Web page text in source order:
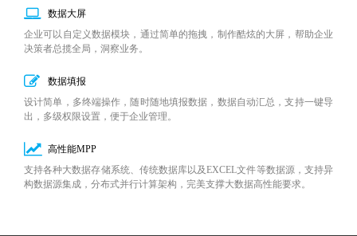
数据大屏
企业可以自定义数据模块，通过简单的拖拽，制作酷炫的大屏，帮助企业
决策者总揽全局，洞察业务。
数据填报
设计简单，多终端操作，随时随地填报数据，数据自动汇总，支持一键导
出，多级权限设置，便于企业管理。
高性能MPP
支持各种大数据存储系统、传统数据库以及EXCEL文件等数据源，支持异
构数据源集成，分布式并行计算架构，完美支撑大数据高性能要求。